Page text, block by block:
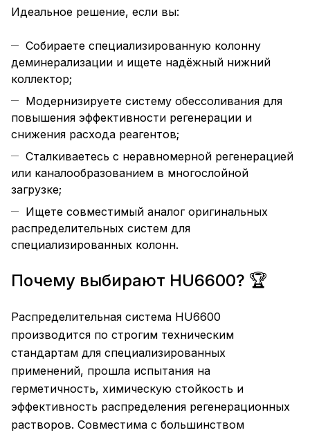
Идеальное решение, если вы:
Собираете специализированную колонну
деминерализации и ищете надёжный нижний
коллектор;
Модернизируете систему обессоливания для
повышения эффективности регенерации и
снижения расхода реагентов;
Сталкиваетесь с неравномерной регенерацией
или каналообразованием в многослойной
загрузке;
Ищете совместимый аналог оригинальных
распределительных систем для
специализированных колонн.
Почему выбирают HU6600? 🏆
Распределительная система HU6600
производится по строгим техническим
стандартам для специализированных
применений, прошла испытания на
герметичность, химическую стойкость и
эффективность распределения регенерационных
растворов. Совместима с большинством